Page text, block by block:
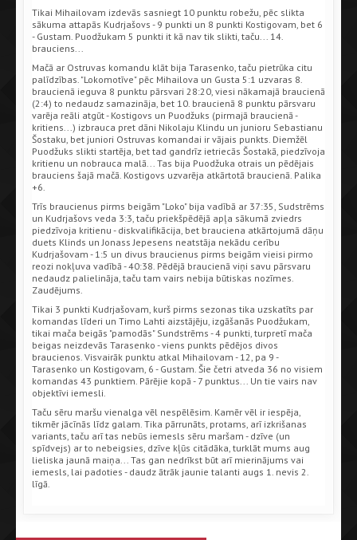
Tikai Mihailovam izdevās sasniegt 10 punktu robežu, pēc slikta
sākuma attapās Kudrjašovs - 9 punkti un 8 punkti Kostigovam, bet 6
- Gustam. Puodžukam 5 punkti it kā nav tik slikti, taču... 14.
brauciens...
Mačā ar Ostruvas komandu klāt bija Tarasenko, taču pietrūka citu
palīdzības. "Lokomotīve" pēc Mihailova un Gusta 5:1 uzvaras 8.
braucienā ieguva 8 punktu pārsvari 28:20, viesi nākamajā braucienā
(2:4) to nedaudz samazināja, bet 10. braucienā 8 punktu pārsvaru
varēja reāli atgūt - Kostigovs un Puodžuks (pirmajā braucienā -
kritiens...) izbrauca pret dāni Nikolaju Klindu un junioru Sebastianu
Šostaku, bet juniori Ostruvas komandai ir vājais punkts. Diemžēl
Puodžuks slikti startēja, bet tad gandrīz ietriecās Šostakā, piedzīvoja
kritienu un nobrauca malā... Tas bija Puodžuka otrais un pēdējais
brauciens šajā mačā. Kostigovs uzvarēja atkārtotā braucienā. Palika
+6.
Trīs braucienus pirms beigām "Loko" bija vadībā ar 37:35, Sudstrēms
un Kudrjašovs veda 3:3, taču priekšpēdējā apļa sākumā zviedrs
piedzīvoja kritienu - diskvalifikācija, bet brauciena atkārtojumā dāņu
duets Klinds un Jonass Jepesens neatstāja nekādu cerību
Kudrjašovam - 1:5 un divus braucienus pirms beigām vieisi pirmo
reozi nokļuva vadībā - 40:38. Pēdējā braucienā viņi savu pārsvaru
nedaudz palielināja, taču tam vairs nebija būtiskas nozīmes.
Zaudējums.
Tikai 3 punkti Kudrjašovam, kurš pirms sezonas tika uzskatīts par
komandas līderi un Timo Lahti aizstājēju, izgāšanās Puodžukam,
tikai mača beigās "pamodās" Sundstrēms - 4 punkti, turpretī mača
beigas neizdevās Tarasenko - viens punkts pēdējos divos
braucienos. Visvairāk punktu atkal Mihailovam - 12, pa 9 -
Tarasenko un Kostigovam, 6 - Gustam. Šie četri atveda 36 no visiem
komandas 43 punktiem. Pārējie kopā - 7 punktus... Un tie vairs nav
objektīvi iemesli.
Taču sēru maršu vienalga vēl nespēlēsim. Kamēr vēl ir iespēja,
tikmēr jācīnās līdz galam. Tika pārrunāts, protams, arī izkrišanas
variants, taču arī tas nebūs iemesls sēru maršam - dzīve (un
spīdvejs) ar to nebeigsies, dzīve kļūs citādāka, turklāt mums aug
lieliska jaunā maiņa... Tas gan nedrīkst būt arī mierinājums vai
iemesls, lai padoties - daudz ātrāk jaunie talanti augs 1. nevis 2.
līgā.